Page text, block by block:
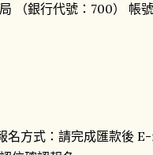
（銀行代號：700） 帳
名方式：請完成匯款後